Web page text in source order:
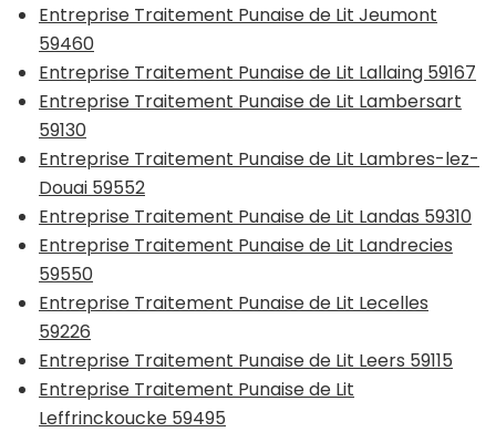
Entreprise Traitement Punaise de Lit Jeumont
59460
Entreprise Traitement Punaise de Lit Lallaing 59167
Entreprise Traitement Punaise de Lit Lambersart
59130
Entreprise Traitement Punaise de Lit Lambres-lez-
Douai 59552
Entreprise Traitement Punaise de Lit Landas 59310
Entreprise Traitement Punaise de Lit Landrecies
59550
Entreprise Traitement Punaise de Lit Lecelles
59226
Entreprise Traitement Punaise de Lit Leers 59115
Entreprise Traitement Punaise de Lit
Leffrinckoucke 59495